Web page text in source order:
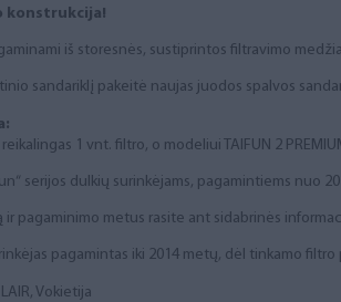
iš storesnės, sustiprintos filtravimo
sandariklį pakeitė naujas juodos spalvos
reikalingas 1 vnt. filtro, o modeliui TAIFUN 2
serijos dulkių surinkėjams, pagamintiems nuo
ir pagaminimo metus rasite ant sidabrinės
pagamintas iki 2014 metų, dėl tinkamo
Vokietija